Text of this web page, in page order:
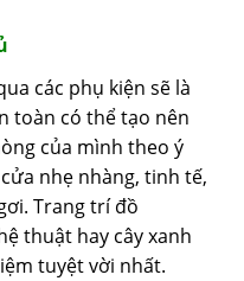
các phụ kiện sẽ là
toàn có thể tạo nên
của mình theo ý
nhẹ nhàng, tinh tế,
Trang trí đồ
thuật hay cây xanh
tuyệt vời nhất.